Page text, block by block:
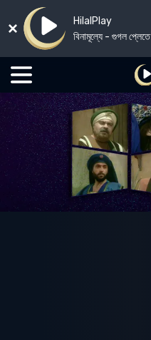
HilalPlay
বিনামূল্যে - গুগল প্লেতে